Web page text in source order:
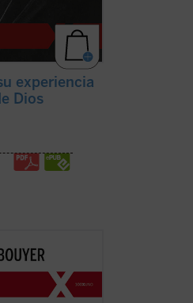
experiencia
Dios
hasta
e Isabel de la
cinco